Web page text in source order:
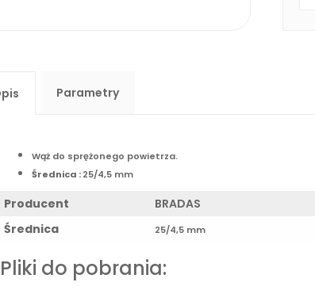
Parametry
Wąż do sprężonego powietrza.
Średnica :25/4,5 mm
Producent
BRADAS
Średnica
25/4,5 mm
Pliki do pobrania: